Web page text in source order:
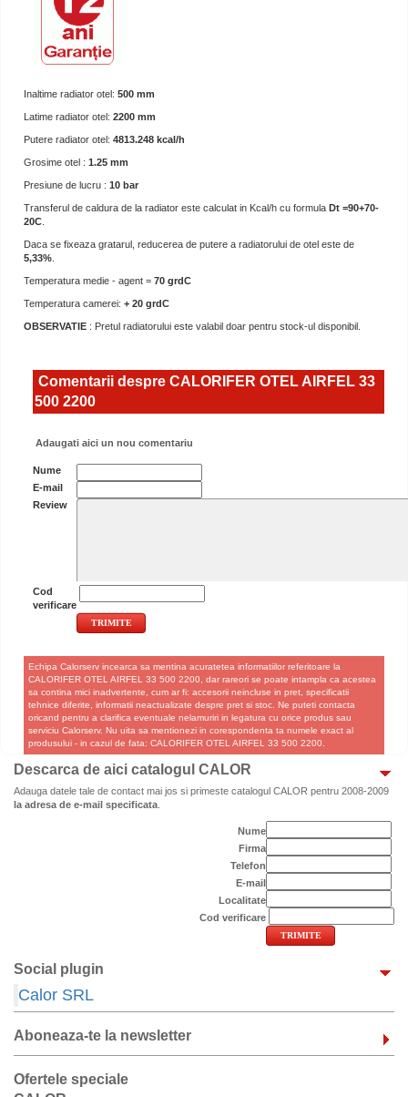
Inaltime radiator otel: 500 mm
Latime radiator otel: 2200 mm
Putere radiator otel: 4813.248 kcal/h
Grosime otel : 1.25 mm
Presiune de lucru : 10 bar
Transferul de caldura de la radiator este calculat in Kcal/h cu formula Dt =90+70-
20C
Daca se fixeaza gratarul, reducerea de putere a radiatorului de otel este de
5,33%
Temperatura medie - agent = 70 grdC
Temperatura camerei: + 20 grdC
OBSERVATIE : Pretul radiatorului este valabil doar pentru stock-ul disponibil.
Comentarii despre CALORIFER OTEL AIRFEL 33
500 2200
Adaugati aici un nou comentariu
Nume
E-mail
Review
Cod
verificare
Echipa Calorserv incearca sa mentina acuratetea informatiilor referitoare la
CALORIFER OTEL AIRFEL 33 500 2200, dar rareori se poate intampla ca acestea
sa contina mici inadvertente, cum ar fi: accesorii neincluse in pret, specificatii
tehnice diferite, informatii neactualizate despre pret si stoc. Ne puteti contacta
oricand pentru a clarifica eventuale nelamuriri in legatura cu orice produs sau
serviciu Calorserv. Nu uita sa mentionezi in corespondenta ta numele exact al
produsului - in cazul de fata: CALORIFER OTEL AIRFEL 33 500 2200.
Descarca de aici catalogul CALOR
Adauga datele tale de contact mai jos si primeste catalogul CALOR pentru 2008-2009
la adresa de e-mail specificata
Nume
Firma
Telefon
E-mail
Localitate
Cod verificare
Social plugin
Calor SRL
Aboneaza-te la newsletter
Ofertele speciale